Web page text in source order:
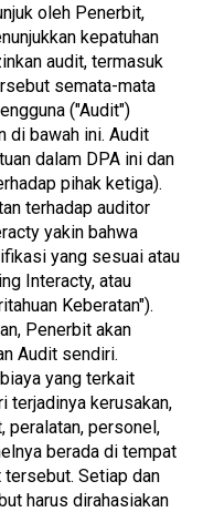
oleh Penerbit,
kepatuhan
audit, termasuk
semata-mata
("Audit")
di bawah ini. Audit
dalam DPA ini dan
pihak ketiga).
terhadap auditor
yakin bahwa
yang sesuai atau
Interacty, atau
Keberatan").
Penerbit akan
Audit sendiri.
yang terkait
terjadinya kerusakan,
peralatan, personel,
berada di tempat
Setiap dan
harus dirahasiakan